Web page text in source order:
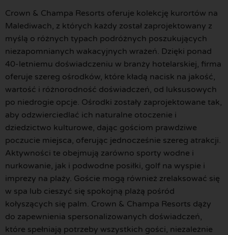
Crown & Champa Resorts oferuje kolekcję kurortów na
Malediwach, z których każdy został zaprojektowany z
myślą o różnych typach podróżnych poszukujących
niezapomnianych wakacyjnych wrażeń. Dzięki ponad
40-letniemu doświadczeniu w branży hotelarskiej, firma
oferuje szereg ośrodków, które kładą nacisk na jakość,
wartość i różnorodność doświadczeń, od luksusowych
po niedrogie opcje. Ośrodki zostały zaprojektowane tak,
aby odzwierciedlać ich naturalne otoczenie i
dziedzictwo kulturowe, dając gościom prawdziwe
poczucie miejsca, oferując jednocześnie szereg atrakcji.
Aktywności te obejmują zarówno sporty wodne i
nurkowanie, jak i podwodne posiłki, golf na wyspie i
imprezy na plaży. Goście mogą również zrelaksować się
w spa lub cieszyć się spokojną plażą pośród
kołyszących się palm. Crown & Champa Resorts dąży
do zapewnienia spersonalizowanych doświadczeń,
które spełniają potrzeby wszystkich gości, niezależnie